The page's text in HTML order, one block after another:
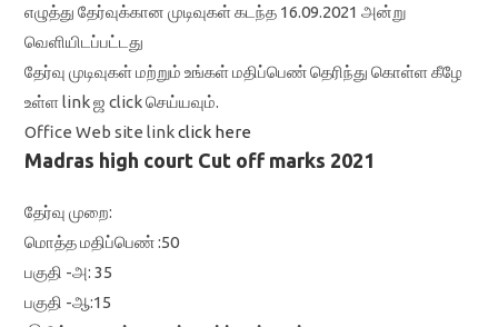
எழுத்து தேர்வுக்கான முடிவுகள் கடந்த 16.09.2021 அன்று
வெளியிடப்பட்டது
தேர்வு முடிவுகள் மற்றும் உங்கள் மதிப்பெண் தெரிந்து கொள்ள கீழே
உள்ள link ஜ click செய்யவும்.
Office Web site linkclick here
Madras high court Cut off marks 2021
தேர்வு முறை:
மொத்த மதிப்பெண் :50
பகுதி -அ: 35
பகுதி -ஆ:15